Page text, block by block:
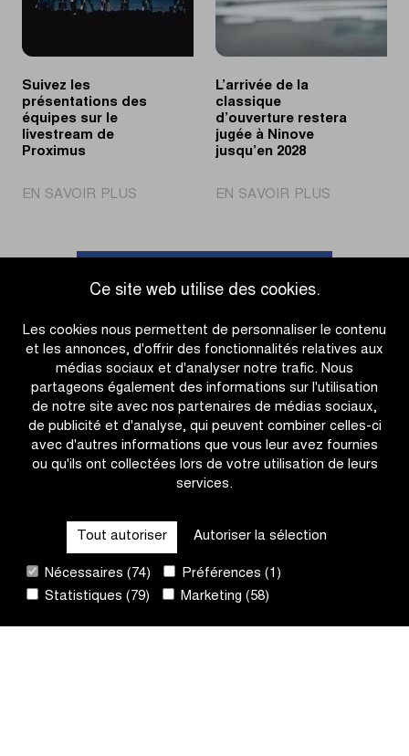
Ce site web utilise des cookies.
Les cookies nous permettent de personnaliser le contenu
et les annonces, d'offrir des fonctionnalités relatives aux
médias sociaux et d'analyser notre trafic. Nous
partageons également des informations sur l'utilisation
de notre site avec nos partenaires de médias sociaux,
de publicité et d'analyse, qui peuvent combiner celles-ci
avec d'autres informations que vous leur avez fournies
ou qu'ils ont collectées lors de votre utilisation de leurs
services.
Tout autoriser Autoriser la sélection
Nécessaires (74)
Préférences (1)
Statistiques (79)
Marketing (58)
en
en
WorldTour
Suivez les
présentations des
équipes sur le
livestream de
Proximus
EN SAVOIR PLUS
présentations
équipes
le
livestream
de
Proximus
L’arrivée de la
classique
d’ouverture restera
jugée à Ninove
jusqu’en 2028
EN SAVOIR PLUS
la
jugée
à
Ninove
jusqu’en
2028
Accéder à l'aperçu des actualités
CONTACT